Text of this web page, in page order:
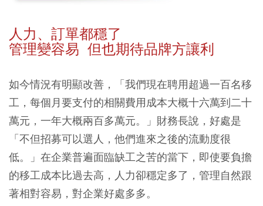
人力、訂單都穩了
管理變容易 但也期待品牌方讓利
如今情況有明顯改善，「我們現在聘用超過一百名移
工，每個月要支付的相關費用成本大概十六萬到二十
萬元，一年大概兩百多萬元。」財務長說，好處是
「不但招募可以選人，他們進來之後的流動度很
低。」在企業普遍面臨缺工之苦的當下，即使要負擔
的移工成本比過去高，人力卻穩定多了，管理自然跟
著相對容易，對企業好處多多。